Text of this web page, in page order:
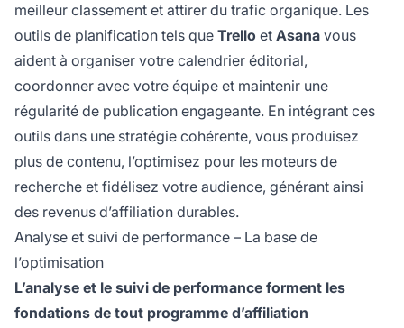
meilleur classement et attirer du trafic organique. Les
outils de planification tels que Trello et Asana vous
aident à organiser votre calendrier éditorial,
coordonner avec votre équipe et maintenir une
régularité de publication engageante. En intégrant ces
outils dans une stratégie cohérente, vous produisez
plus de contenu, l’optimisez pour les moteurs de
recherche et fidélisez votre audience, générant ainsi
des revenus d’affiliation durables.
Analyse et suivi de performance – La base de
l’optimisation
L’analyse et le suivi de performance forment les
fondations de tout programme d’affiliation